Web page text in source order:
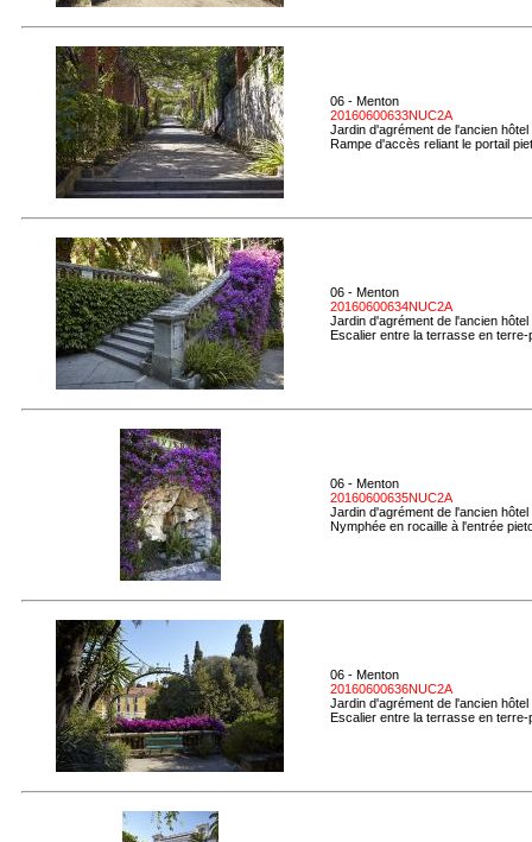
06 - Menton
20160600633NUC2A
Jardin d'agrément de l'ancien
Rampe d'accès reliant le portail
06 - Menton
20160600634NUC2A
Jardin d'agrément de l'ancien
Escalier entre la terrasse en terre-
06 - Menton
20160600635NUC2A
Jardin d'agrément de l'ancien
Nymphée en rocaille à l'entrée
06 - Menton
20160600636NUC2A
Jardin d'agrément de l'ancien
Escalier entre la terrasse en terre-